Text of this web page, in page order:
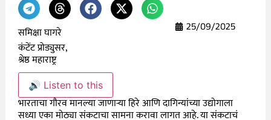
समिक्षा घागरे
कंटेंट प्रोड्युसर,
श्रेष्ठ महाराष्ट्र
25/09/2025
🔊 Listen to this
भारताचा गौरव मानल्या जाणाऱ्या हिरे आणि दागिन्यांच्या उद्योगाला
सध्या एका मोठ्या संकटाचा सामना करावा लागत आहे. या संकटाचं